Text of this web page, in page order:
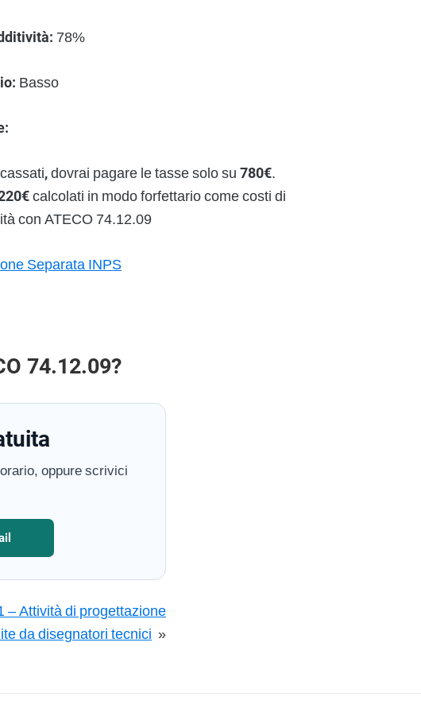
78%
Basso
,dovrai pagare le tasse solo su780€.
calcolati in modo forfettario come costi di
con ATECO 74.12.09
Separata INPS
74.12.09?
oppure scrivici
– Attività di progettazione
da disegnatori tecnici »